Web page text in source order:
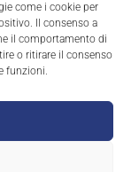
come i cookie per
Il consenso a
il comportamento di
o ritirare il consenso
funzioni.